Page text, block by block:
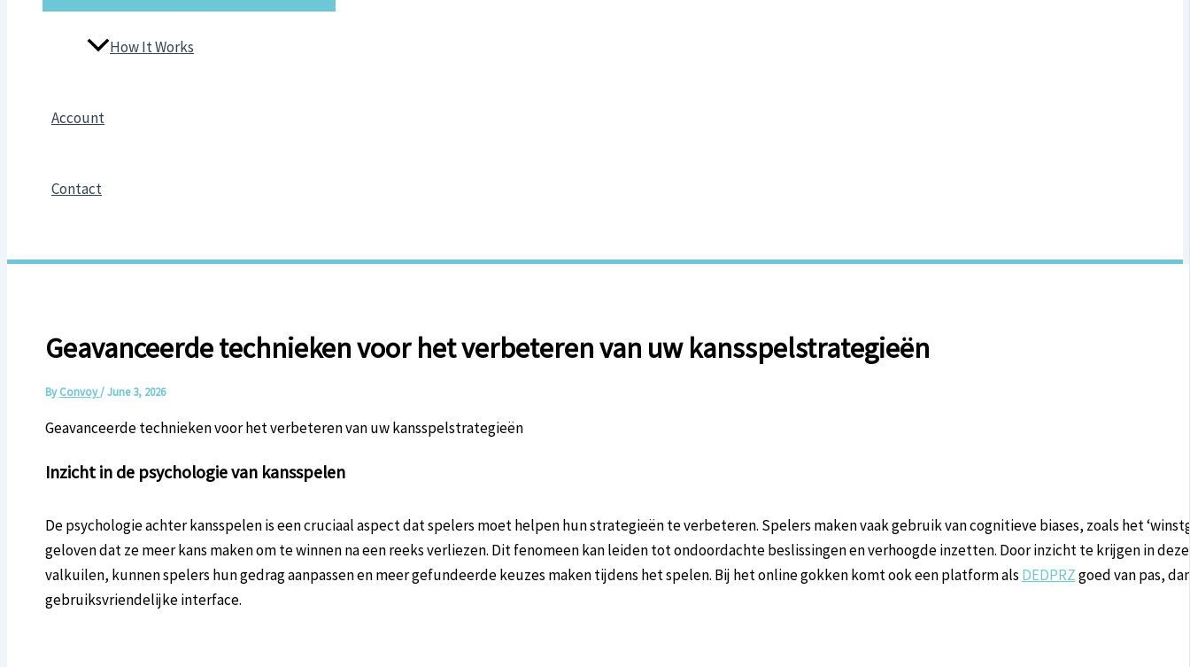
How It Works
Account
Contact
Geavanceerde technieken voor het verbeteren van uw kansspelstrategieën
ByConvoy/June 3, 2026
Geavanceerde technieken voor het verbeteren van uw kansspelstrategieën
Inzicht in de psychologie van kansspelen
De psychologie achter kansspelen is een cruciaal aspect dat spelers moet helpen hun strategieën te verbeteren. Spelers maken vaak gebruik van cognitieve biases, zoals het
geloven dat ze meer kans maken om te winnen na een reeks verliezen. Dit fenomeen kan leiden tot ondoordachte beslissingen en verhoogde inzetten. Door inzicht te krijgen in
valkuilen, kunnen spelers hun gedrag aanpassen en meer gefundeerde keuzes maken tijdens het spelen. Bij het online gokken komt ook een platform als DEDPRZgoed van pas,
gebruiksvriendelijke interface.